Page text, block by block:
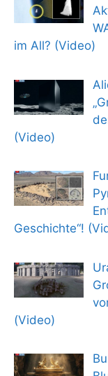
im All? (Video)
(Video)
Geschichte“!
(Video)